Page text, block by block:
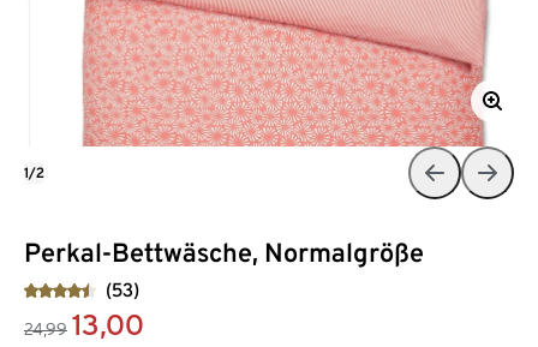
Perkal-Bettwäsche, Normalgröße
(53)
24,99 13,00
1/2